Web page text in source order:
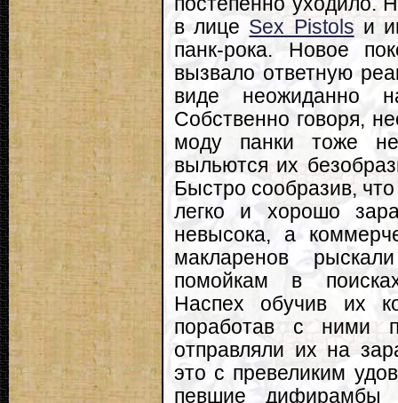
в лице Sex Pistols и
панк-рока. Новое
вызвало ответную
виде неожиданно
Собственно говоря,
моду панки тоже
выльются их
Быстро сообразив,
легко и хорошо
невысока, а
макларенов
помойкам в
Наспех обучив их
поработав с ними
отправляли их на
это с превеликим
певшие